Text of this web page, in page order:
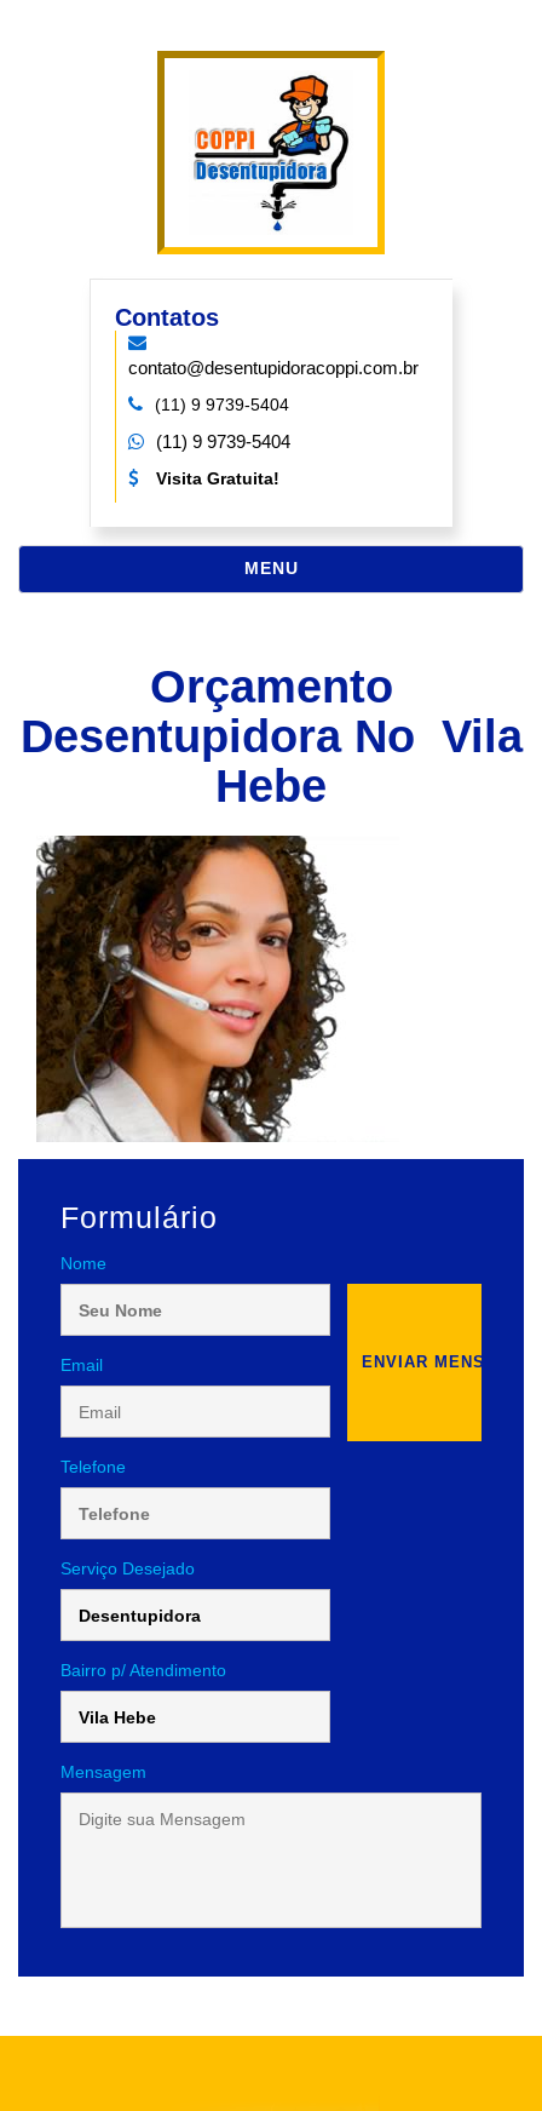
Contatos
contato@desentupidoracoppi.com.br
(11) 9 9739-5404
(11) 9 9739-5404
Visita Gratuita!
MENUNAVEGAÇÃO
Orçamento
Desentupidora No Vila
Hebe
Formulário
Nome
Email
Telefone
Serviço Desejado
Bairro p/ Atendimento
Mensagem